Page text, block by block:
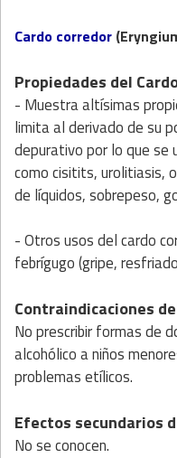
Cardo corredor (E
Propiedades del
- Muestra altísimas
limita al derivado de su
depurativo por lo que se
como cisitits, urolitiasis,
de líquidos, sobrepeso,
- Otros usos del cardo
febrígugo (gripe,
Contraindicaciones
No prescribir formas de
alcohólico a niños
problemas etílicos.
Efectos secundarios
No se conocen.